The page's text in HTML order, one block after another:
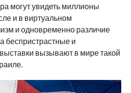
могут увидеть миллионы
и в виртуальном
и одновременно различие
беспристрастные и
вызывают в мире такой